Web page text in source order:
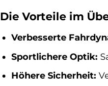
Die Vorteile im
Verbesserte
Sportlichere Optik:
Höhere Sicherheit: